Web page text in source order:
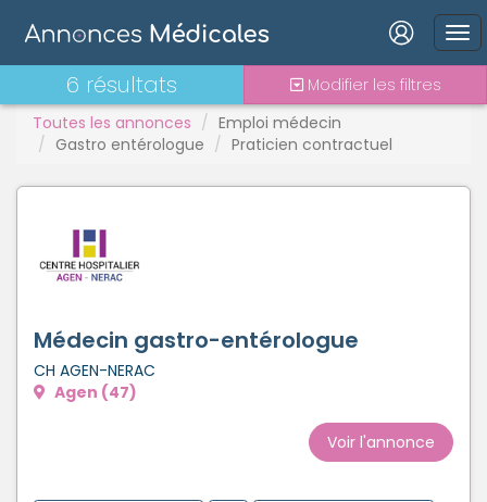
Connexion
Se connecter avec Facebook
Inscrivez-vous en un clic !
Toutes les annonces
Emploi médecin
Gastro entérologue
Praticien contractuel
6 résultats Modifier les filtres
Médecin gastro-entérologue
CH AGEN-NERAC
Agen (47)
Voir l'annonce